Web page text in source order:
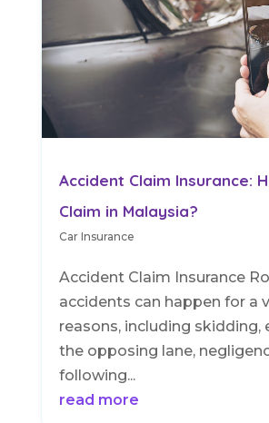
Accident Claim Insurance:
Claim in Malaysia?
Car Insurance
Accident Claim Insurance
accidents can happen for a
reasons, including skidding,
the opposing lane,
following...
read more